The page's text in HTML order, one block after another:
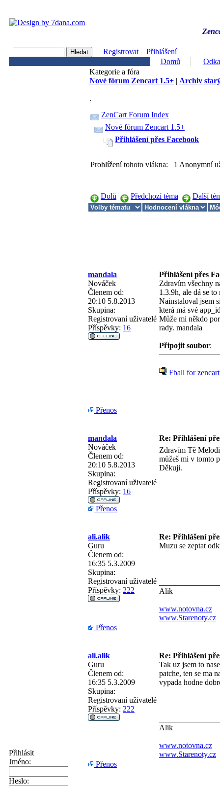
Registrovat
Přihlášení
Domů
Přihlásit
Jméno:
Heslo:
Kategorie a fóra
Nové fórum Zencart 1.5+ | Archiv
.
ZenCart Forum Index
Nové fórum Zencart 1.5+
Přihlášení přes Facebook
Prohlížení tohoto vlákna: 1 Anonymní
Dolů Předchozí téma Další
mandala
Přihlášení přes
Nováček
Členem od:
20:10 5.8.2013
Skupina:
Registrovaní uživatelé
Příspěvky: 16
Zdravím všechny
1.3.9h, ale dá se
Nainstaloval jsem
která má své
Může mi někdo
rady. mandala
Připojit soubor:
Fball for
Přenos
mandala
Re: Přihlášení
Nováček
Členem od:
20:10 5.8.2013
Skupina:
Registrovaní uživatelé
Příspěvky: 16
Zdravím Tě
můžeš mi v tomto
Děkuji.
Přenos
ali.alik
Re: Přihlášení
Guru
Členem od:
16:35 5.3.2009
Skupina:
Registrovaní uživatelé
Příspěvky: 222
Muzu se zeptat
Alik
www.notovna.cz
www.Starenoty.cz
Přenos
ali.alik
Re: Přihlášení
Guru
Členem od:
16:35 5.3.2009
Skupina:
Registrovaní uživatelé
Příspěvky: 222
Tak uz jsem to
patche, ten se ma
vypada hodne
Alik
www.notovna.cz
www.Starenoty.cz
Přenos